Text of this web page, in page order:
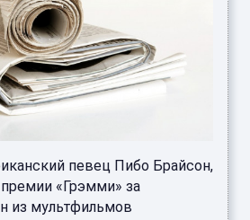
певец Пибо Брайсон,
«Грэмми» за
из мультфильмов